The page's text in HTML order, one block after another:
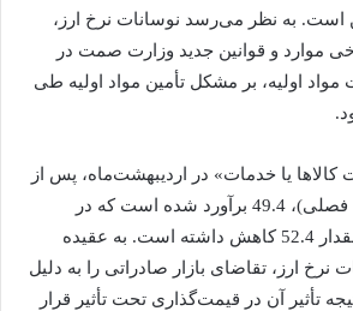
است. به نظر می‌رسد نوسانات نرخ ارز،
موارد و قوانین جدید وزارت صمت در
اولیه، بر مشکل تأمین مواد اولیه طی
یا خدمات» در اردیبهشت‌ماه، پس از
حذف اثر فصلی (تعدیل فصلی)، 49.4 برآورد شده است که در
مقایسه با فروردین با مقدار 52.4 کاهش داشته است. به عقیده
نرخ ارز، تقاضای بازار صادراتی را به دلیل
تأثیر آن در قیمت‌گذاری تحت تأثیر قرار